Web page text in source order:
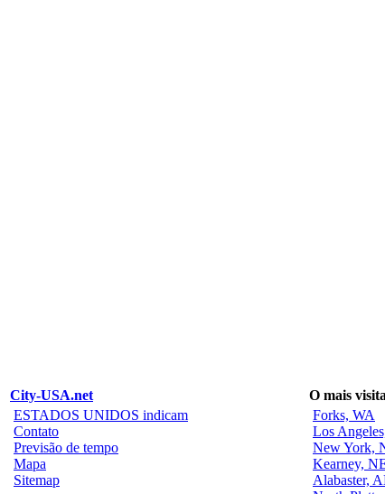
City-USA.net O mais
ESTADOS UNIDOS indicam
Contato
Previsão de tempo
Mapa
Sitemap
Forks, WA
Los
New York,
Kearney,
Alabaster,